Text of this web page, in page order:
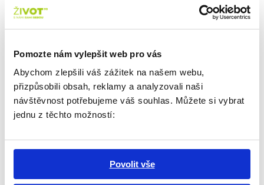
Pomozte nám vylepšit web pro vás
Abychom zlepšili váš zážitek na našem webu,
přizpůsobili obsah, reklamy a analyzovali naši
návštěvnost potřebujeme váš souhlas. Můžete si vybrat
jednu z těchto možností:
Povolit vše
VÍCE
Út 23. 6. / 14.00
Setkávání
HRAJEME DESKOVKY
Út 23. 6. / 14.30
TECHNICKÁ PODPORA